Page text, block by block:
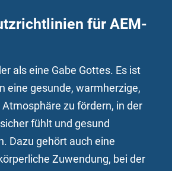
für AEM-
als eine Gabe Gottes. Es ist
eine gesunde, warmherzige,
zu fördern, in der
fühlt und gesund
Dazu gehört auch eine
Zuwendung, bei der